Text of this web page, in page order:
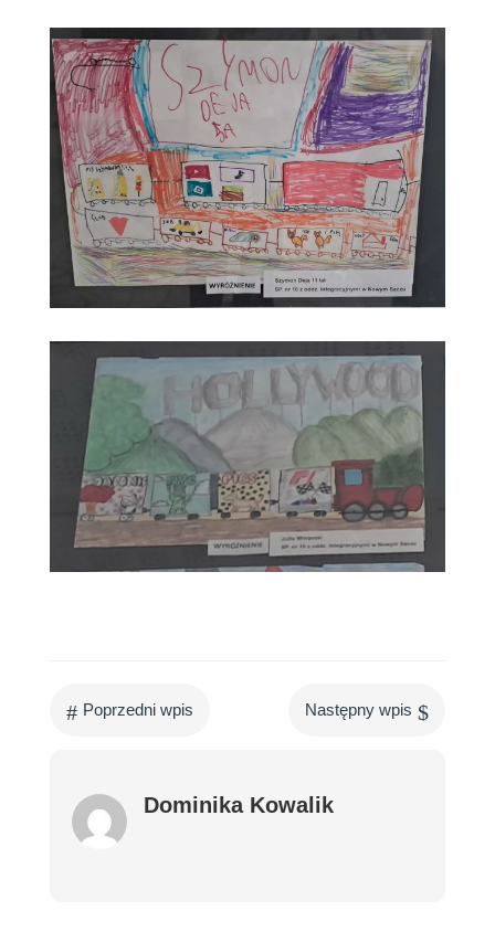
# Poprzedni wpis Następny wpis $
Dominika Kowalik